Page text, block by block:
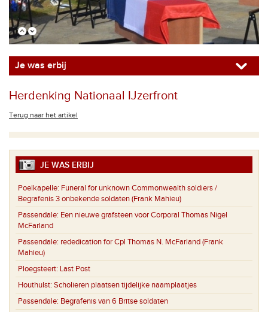
Je was erbij
Herdenking Nationaal IJzerfront
Terug naar het artikel
JE WAS ERBIJ
Poelkapelle: Funeral for unknown Commonwealth soldiers /
Begrafenis 3 onbekende soldaten (Frank Mahieu)
Passendale: Een nieuwe grafsteen voor Corporal Thomas Nigel
McFarland
Passendale: rededication for Cpl Thomas N. McFarland (Frank
Mahieu)
Ploegsteert: Last Post
Houthulst: Scholieren plaatsen tijdelijke naamplaatjes
Passendale: Begrafenis van 6 Britse soldaten